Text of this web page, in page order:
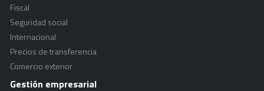
Fiscal
Seguridad social
Internacional
Precios de transferencia
Comercio exterior
Gestión empresarial